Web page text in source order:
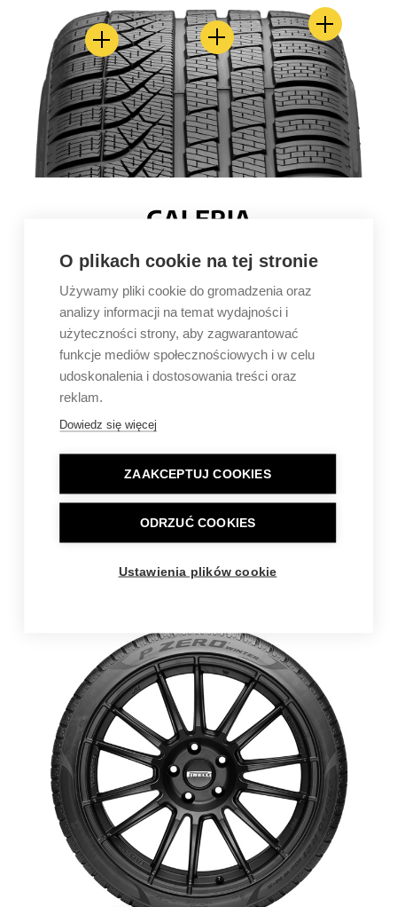
O plikach cookie na tej stronie
Używamy pliki cookie do gromadzenia oraz
analizy informacji na temat wydajności i
użyteczności strony, aby zagwarantować
funkcje mediów społecznościowych i w celu
udoskonalenia i dostosowania treści oraz
reklam.
Dowiedz się więcej
ZAAKCEPTUJ COOKIES
ODRZUĆ COOKIES
Ustawienia plików cookie
GALERIA